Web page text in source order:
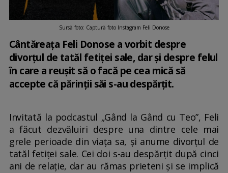
Sursă foto: Captură foto Instagram Feli Donose
Cântăreața Feli Donose a vorbit despre
divorțul de tatăl fetiței sale, dar și despre felul
în care a reușit să o facă pe cea mică să
accepte că părinții săi s-au despărțit.
Invitată la podcastul „Gând la Gând cu Teo”, Feli
a făcut dezvăluiri despre una dintre cele mai
grele perioade din viața sa, și anume divorțul de
tatăl fetiței sale. Cei doi s-au despărțit după cinci
ani de relație, dar au rămas prieteni și se implică